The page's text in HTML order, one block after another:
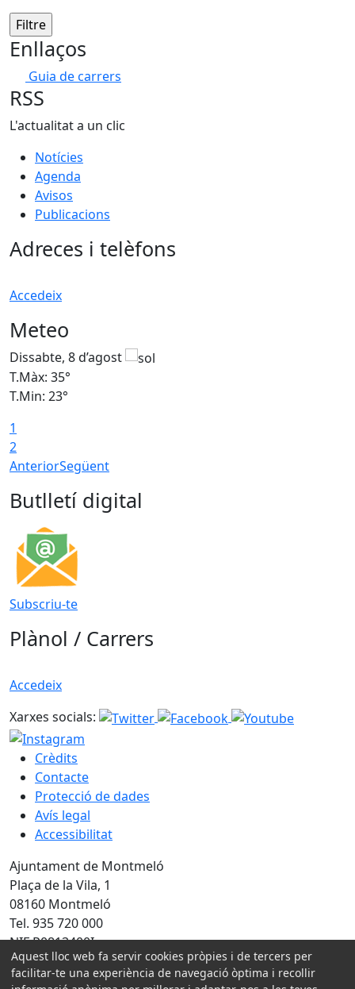
Enllaços
Guia de carrers
RSS
L'actualitat a un clic
Notícies
Agenda
Avisos
Publicacions
Adreces i telèfons
Accedeix
Meteo
Dissabte, 8 d’agost
T.Màx: 35°
T.Min: 23°
1
2
AnteriorSegüent
Butlletí digital
Subscriu-te
Plànol / Carrers
Accedeix
Xarxes socials:
Crèdits
Contacte
Protecció de dades
Avís legal
Accessibilitat
Ajuntament de Montmeló
Plaça de la Vila, 1
08160 Montmeló
Tel. 935 720 000
NIF P0813400I
Amb la col·laboració de:
Aquest lloc web fa servir cookies pròpies i de tercers per
facilitar-te una experiència de navegació òptima i recollir